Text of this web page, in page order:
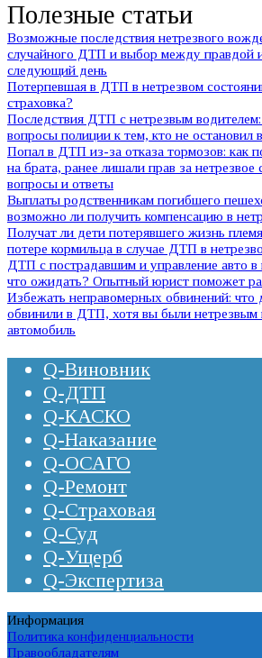
Полезные статьи
Возможные последствия нетрезвого
случайного ДТП и выбор между правдой
следующий день
Потерпевшая в ДТП в нетрезвом
страховка?
Последствия ДТП с нетрезвым
вопросы полиции к тем, кто не остановил
Попал в ДТП из-за отказа тормозов: как
на брата, ранее лишали прав за
вопросы и ответы
Выплаты родственникам погибшего
возможно ли получить компенсацию в
Получат ли дети потерявшего жизнь
потере кормильца в случае ДТП в
ДТП с пострадавшим и управление авто в
что ожидать? Опытный юрист поможет
Избежать неправомерных обвинений: что
обвинили в ДТП, хотя вы были нетрезвым
автомобиль
Q-Виновник
Q-ДТП
Q-КАСКО
Q-Наказание
Q-ОСАГО
Q-Ремонт
Q-Страховая
Q-Суд
Q-Ущерб
Q-Экспертиза
Информация
Политика конфиденциальности
Правообладателям